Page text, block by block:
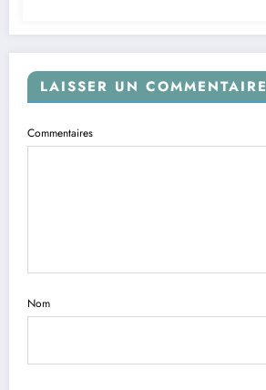
LAISSER UN COMMENTAIRE
Commentaires
Nom